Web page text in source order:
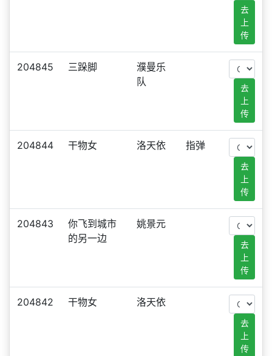
去
上
传
204845 三跺脚
濮曼乐
队
去
上
传
204844 干物女 洛天依 指弹
去
上
传
204843
你飞到城市
的另一边
姚景元
去
上
传
204842 干物女 洛天依
去
上
传